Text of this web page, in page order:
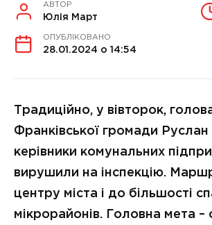
АВТОР
Юлія Март
ОПУБЛІКОВАНО
28.01.2024 о 14:54
Традиційно, у вівторок,
Франківської громади Руслан
керівники комунальних
вирушили на інспекцію.
центру міста і до більшості
мікрорайонів. Головна мета –